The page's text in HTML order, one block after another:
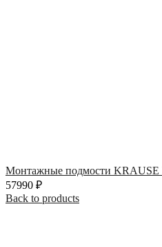
Монтажные подмости KRAUSE
57990 ₽
Back to products